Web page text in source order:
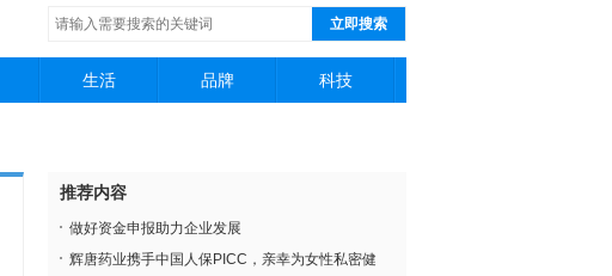
立即搜索
生活 品牌 科技
推荐内容
做好资金申报助力企业发展
辉唐药业携手中国人保PICC，亲幸为女性私密健